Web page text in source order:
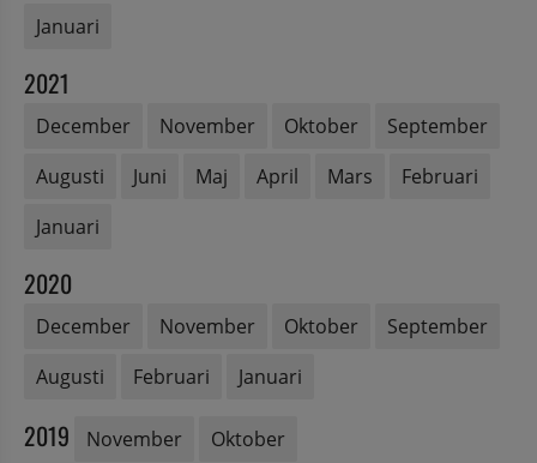
Januari
2021
December November Oktober
September
Augusti
Juni Maj April Mars
Februari
Januari
2020
December November Oktober
September
Augusti
Februari Januari
2019 November Oktober